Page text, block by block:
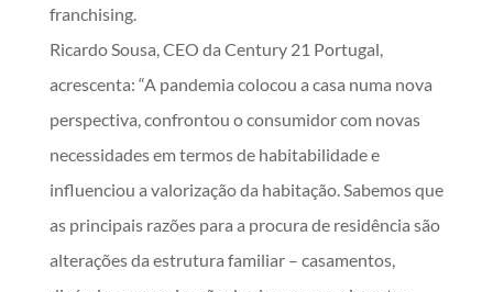
franchising.
Ricardo Sousa, CEO da Century 21 Portugal,
acrescenta: “A pandemia colocou a casa numa nova
perspectiva, confrontou o consumidor com novas
necessidades em termos de habitabilidade e
influenciou a valorização da habitação. Sabemos que
as principais razões para a procura de residência são
alterações da estrutura familiar – casamentos,